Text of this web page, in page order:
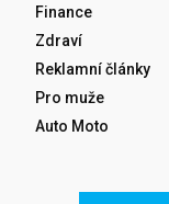
Finance
Zdraví
Reklamní články
Pro muže
Auto Moto